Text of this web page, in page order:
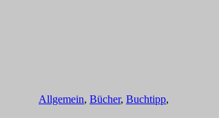
Allgemein, Bücher, Buchtipp,